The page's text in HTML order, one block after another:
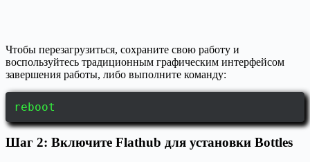
Чтобы перезагрузиться, сохраните свою работу и
воспользуйтесь традиционным графическим интерфейсом
завершения работы, либо выполните команду:
reboot
Шаг 2: Включите Flathub для установки Bottles